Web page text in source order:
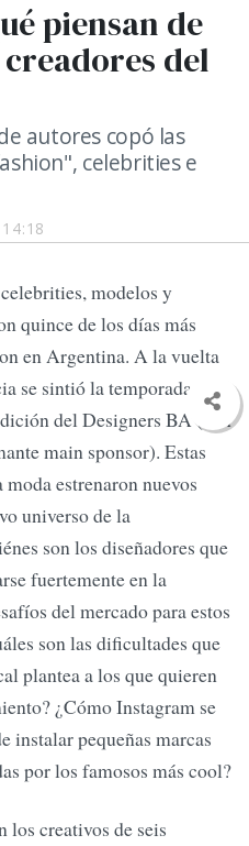
piensan de
del
autores copó las
celebrities e
modelos y
quince de los días más
en Argentina. A la vuelta
se sintió la temporada
del Designers BA (con
main sponsor). Estas
moda estrenaron nuevos
universo de la
son los diseñadores que
fuertemente en la
del mercado para estos
son las dificultades que
plantea a los que quieren
¿Cómo Instagram se
instalar pequeñas marcas
por los famosos más cool?
los creativos de seis